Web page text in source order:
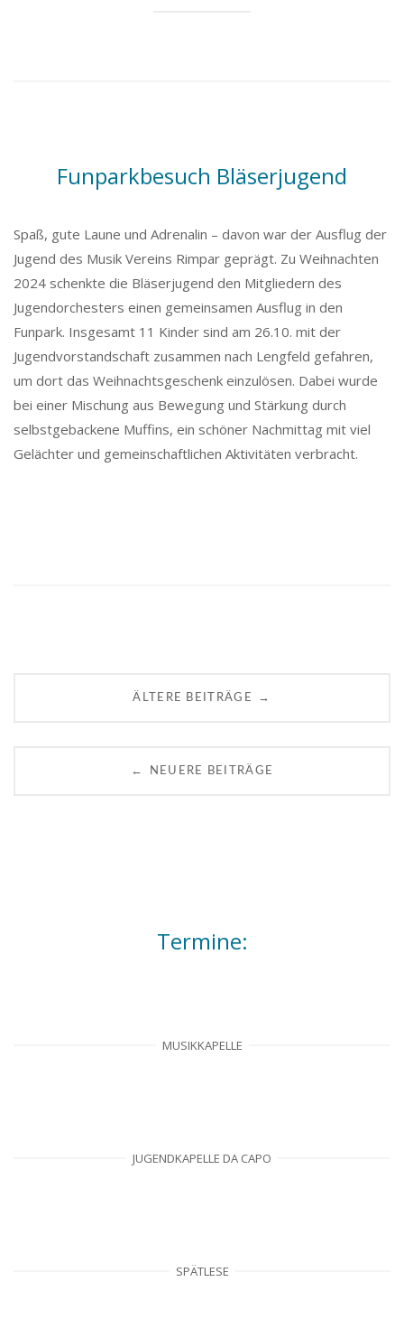
Funparkbesuch Bläserjugend
Spaß, gute Laune und Adrenalin – davon war der Ausflug der
Jugend des Musik Vereins Rimpar geprägt. Zu Weihnachten
2024 schenkte die Bläserjugend den Mitgliedern des
Jugendorchesters einen gemeinsamen Ausflug in den
Funpark. Insgesamt 11 Kinder sind am 26.10. mit der
Jugendvorstandschaft zusammen nach Lengfeld gefahren,
um dort das Weihnachtsgeschenk einzulösen. Dabei wurde
bei einer Mischung aus Bewegung und Stärkung durch
selbstgebackene Muffins, ein schöner Nachmittag mit viel
Gelächter und gemeinschaftlichen Aktivitäten verbracht.
ÄLTERE BEITRÄGE →
← NEUERE BEITRÄGE
Termine:
MUSIKKAPELLE
JUGENDKAPELLE DA CAPO
SPÄTLESE